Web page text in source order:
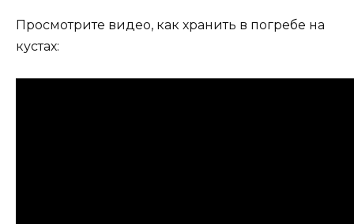
Просмотрите видео, как хранить в погребе на
кустах: